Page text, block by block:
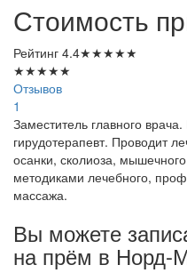
Стоимость
Рейтинг 4.4★★★★★
★★★★★
Отзывов
1
Заместитель главного
гирудотерапевт. Проводит
осанки, сколиоза,
методиками лечебного,
массажа.
Вы можете
на прём в Норд-